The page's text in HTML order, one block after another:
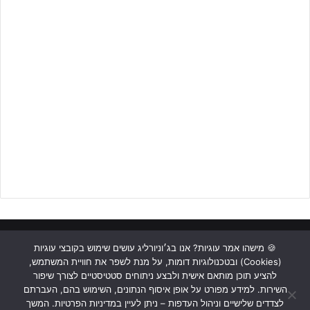
רבע גמר נערים ג' – יתקיים ב- 27/4:
הפועל חדרה – מכבי נתניה
הפועל ר"ג – מ.ס אשדוד
ראשי כתבות תכנים מקצועיים תנאי שימוש
מדיניות אבטחה
כתבו לנו
Facebook
YouTube
Instagram
🍪 מישהו אמר עוגיות? אנו בג׳וניורליג עושים שימוש בקובצי עוגיות
(Cookies) ובטכנולוגיות דומות, על מנת לשפר את חוויית המשתמש,
להציע תוכן מותאם אישית ולבצע ניתוחים סטטיסטיים לצורך שיפור
השירות. למידע מפורט על אופן איסוף הנתונים, השימוש בהם, העברתם
לצדדים שלישיים וניהול העדפות – ניתן לעיין במדיניות הפרטיות. המשך